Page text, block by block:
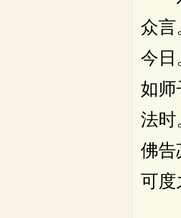
众言
今日
如师
法时
佛告
可度